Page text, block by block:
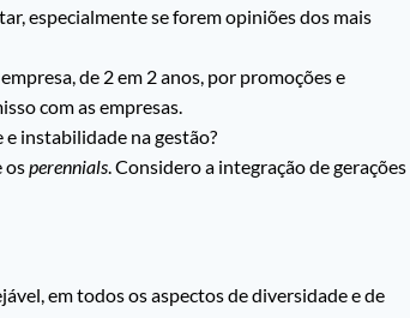
especialmente se forem opiniões dos mais
de 2 em 2 anos, por promoções e
com as empresas.
instabilidade na gestão?
osperennials. Considero a integração de gerações
em todos os aspectos de diversidade e de